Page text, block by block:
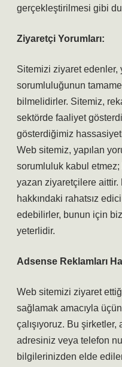
gerçekleştirilmesi gibi
Ziyaretçi Yorumları:
Sitemizi ziyaret edenler,
sorumluluğunun
bilmelidirler. Sitemiz,
sektörde faaliyet
gösterdiğimiz
Web sitemiz, yapılan
sorumluluk kabul etmez;
yazan ziyaretçilere
hakkındaki rahatsız
edebilirler, bunun için
yeterlidir.
Adsense Reklamları
Web sitemizi ziyaret
sağlamak amacıyla
çalışıyoruz. Bu şirketler,
adresiniz veya telefon
bilgilerinizden elde